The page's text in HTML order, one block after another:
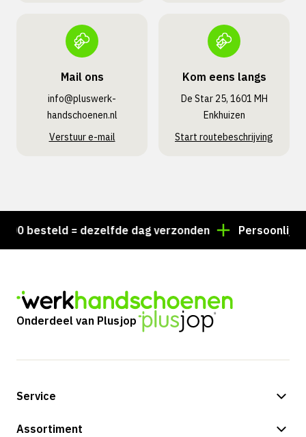
Mail ons
info@pluswerk­
handschoenen.nl
Verstuur e-mail
Kom eens langs
De Star 25, 1601 MH
Enkhuizen
Start routebeschrijving
besteld = dezelfde dag verzonden Persoonlijk
Onderdeel van Plusjop
Service
Betalingsmogelijkheden
Assortiment